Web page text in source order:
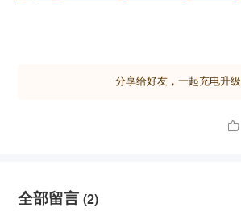
分享给好友，一起充电升级

全部留言 (2)